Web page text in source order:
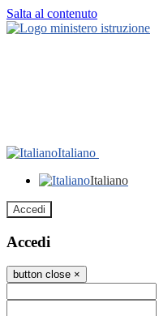
Salta al contenuto
Italiano
Italiano
Accedi
Accedi
button close ×